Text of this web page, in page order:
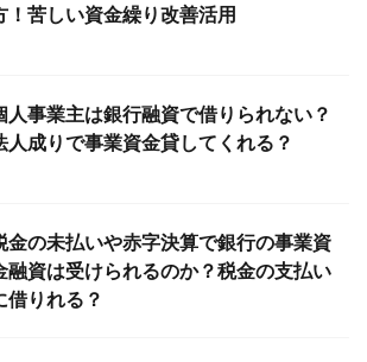
！苦しい資金繰り改善活用
人事業主は銀行融資で借りられない？
人成りで事業資金貸してくれる？
金の未払いや赤字決算で銀行の事業資
融資は受けられるのか？税金の支払い
借りれる？